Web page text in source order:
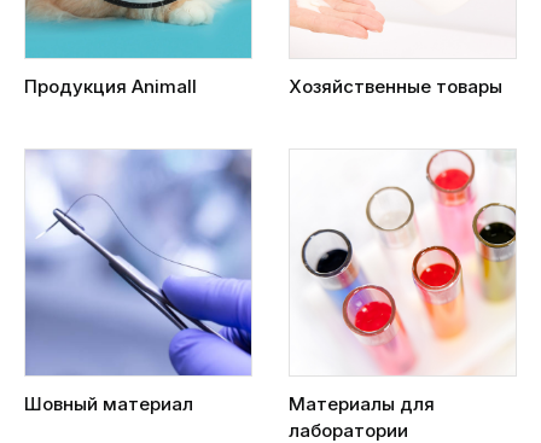
Продукция Animall Хозяйственные товары
Шовный материал
Материалы для
лаборатории